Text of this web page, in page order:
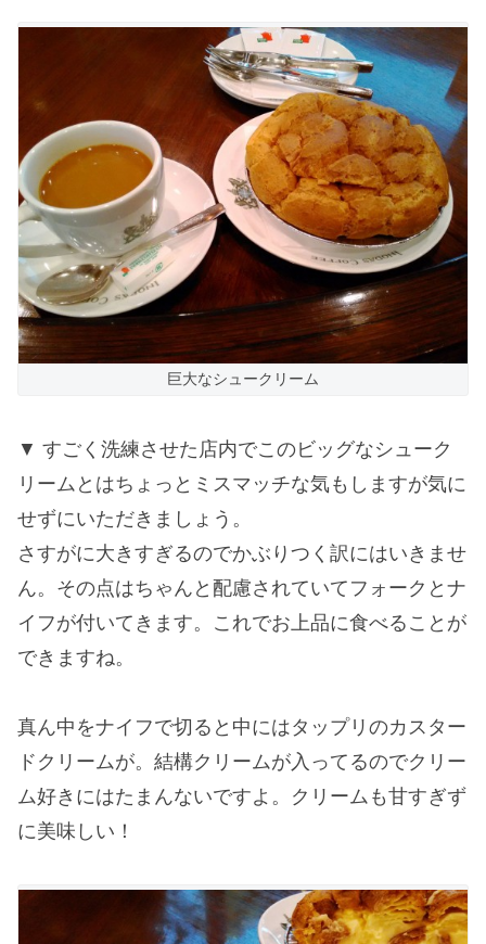
巨大なシュークリーム
すごく洗練させた店内でこのビッグなシューク
リームとはちょっとミスマッチな気もしますが気に
せずにいただきましょう。
さすがに大きすぎるのでかぶりつく訳にはいきませ
ん。その点はちゃんと配慮されていてフォークとナ
イフが付いてきます。これでお上品に食べることが
できますね。
真ん中をナイフで切ると中にはタップリのカスター
ドクリームが。結構クリームが入ってるのでクリー
ム好きにはたまんないですよ。クリームも甘すぎず
に美味しい！